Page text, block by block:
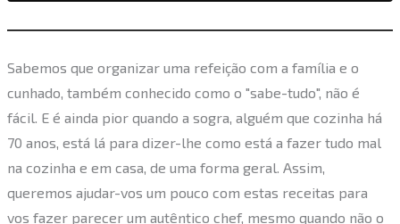
Sabemos que organizar uma refeição com a família e o
cunhado, também conhecido como o "sabe-tudo", não é
fácil. E é ainda pior quando a sogra, alguém que cozinha há
70 anos, está lá para dizer-lhe como está a fazer tudo mal
na cozinha e em casa, de uma forma geral. Assim,
queremos ajudar-vos um pouco com estas receitas para
vos fazer parecer um autêntico chef, mesmo quando não o